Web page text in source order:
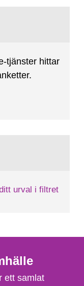
tjänster hittar
urval i filtret
ett samlat